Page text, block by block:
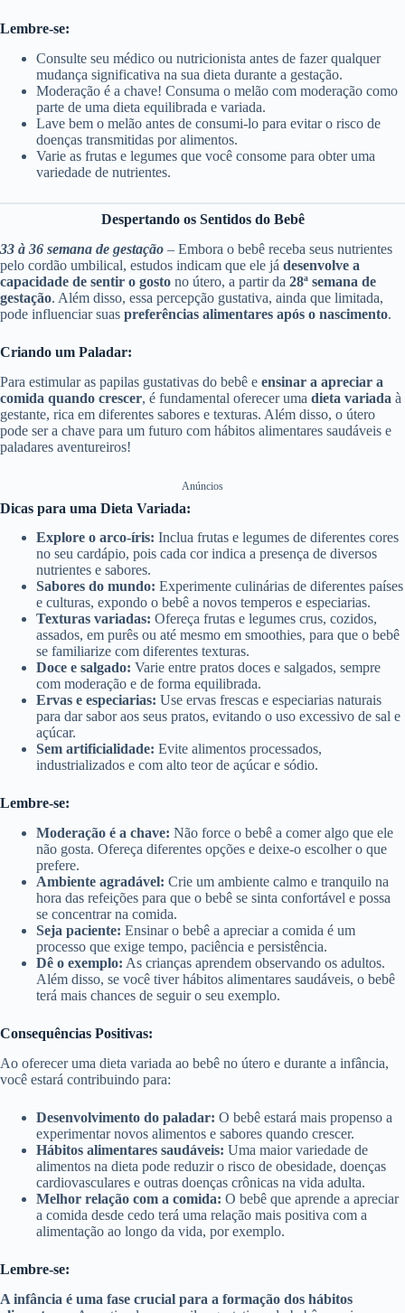
Lembre-se:
Consulte seu médico ou nutricionista antes de fazer qualquer
mudança significativa na sua dieta durante a gestação.
Moderação é a chave! Consuma o melão com moderação como
parte de uma dieta equilibrada e variada.
Lave bem o melão antes de consumi-lo para evitar o risco de
doenças transmitidas por alimentos.
Varie as frutas e legumes que você consome para obter uma
variedade de nutrientes.
Despertando os Sentidos do Bebê
33 à 36 semana de gestação – Embora o bebê receba seus nutrientes
pelo cordão umbilical, estudos indicam que ele já desenvolve a
capacidade de sentir o gosto no útero, a partir da 28ª semana de
gestação. Além disso, essa percepção gustativa, ainda que limitada,
pode influenciar suas preferências alimentares após o nascimento.
Criando um Paladar:
Para estimular as papilas gustativas do bebê e ensinar a apreciar a
comida quando crescer, é fundamental oferecer uma dieta variada à
gestante, rica em diferentes sabores e texturas. Além disso, o útero
pode ser a chave para um futuro com hábitos alimentares saudáveis e
paladares aventureiros!
Anúncios
Dicas para uma Dieta Variada:
Explore o arco-íris: Inclua frutas e legumes de diferentes cores
no seu cardápio, pois cada cor indica a presença de diversos
nutrientes e sabores.
Sabores do mundo: Experimente culinárias de diferentes países
e culturas, expondo o bebê a novos temperos e especiarias.
Texturas variadas: Ofereça frutas e legumes crus, cozidos,
assados, em purês ou até mesmo em smoothies, para que o bebê
se familiarize com diferentes texturas.
Doce e salgado: Varie entre pratos doces e salgados, sempre
com moderação e de forma equilibrada.
Ervas e especiarias: Use ervas frescas e especiarias naturais
para dar sabor aos seus pratos, evitando o uso excessivo de sal e
açúcar.
Sem artificialidade: Evite alimentos processados,
industrializados e com alto teor de açúcar e sódio.
Lembre-se:
Moderação é a chave: Não force o bebê a comer algo que ele
não gosta. Ofereça diferentes opções e deixe-o escolher o que
prefere.
Ambiente agradável: Crie um ambiente calmo e tranquilo na
hora das refeições para que o bebê se sinta confortável e possa
se concentrar na comida.
Seja paciente: Ensinar o bebê a apreciar a comida é um
processo que exige tempo, paciência e persistência.
Dê o exemplo: As crianças aprendem observando os adultos.
Além disso, se você tiver hábitos alimentares saudáveis, o bebê
terá mais chances de seguir o seu exemplo.
Consequências Positivas:
Ao oferecer uma dieta variada ao bebê no útero e durante a infância,
você estará contribuindo para:
Desenvolvimento do paladar: O bebê estará mais propenso a
experimentar novos alimentos e sabores quando crescer.
Hábitos alimentares saudáveis: Uma maior variedade de
alimentos na dieta pode reduzir o risco de obesidade, doenças
cardiovasculares e outras doenças crônicas na vida adulta.
Melhor relação com a comida: O bebê que aprende a apreciar
a comida desde cedo terá uma relação mais positiva com a
alimentação ao longo da vida, por exemplo.
Lembre-se:
A infância é uma fase crucial para a formação dos hábitos